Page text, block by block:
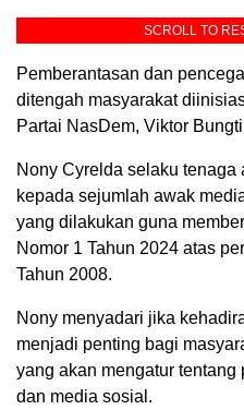
SCROLL TO
Pemberantasan dan
ditengah masyarakat
Partai NasDem, Viktor
Nony Cyrelda selaku
kepada sejumlah awak
yang dilakukan guna
Nomor 1 Tahun 2024 atas
Tahun 2008.
Nony menyadari jika
menjadi penting bagi
yang akan mengatur tentang
dan media sosial.